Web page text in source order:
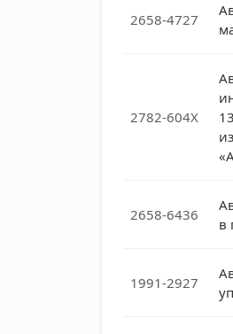
2658-4727
2782-604X
2658-6436
в
1991-2927